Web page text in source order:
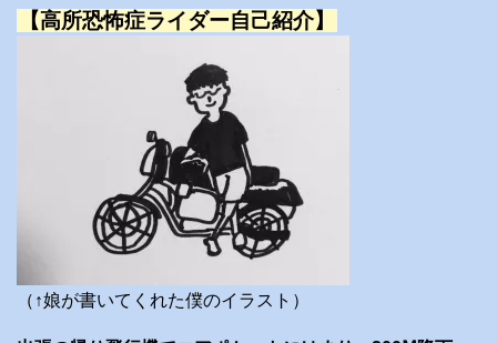
【高所恐怖症ライダー自己紹介】
（↑娘が書いてくれた僕のイラスト）